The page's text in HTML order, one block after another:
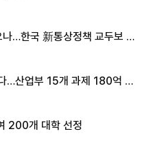
…한국 新통상정책 교두보 활
…산업부 15개 과제 180억 지
200개 대학 선정